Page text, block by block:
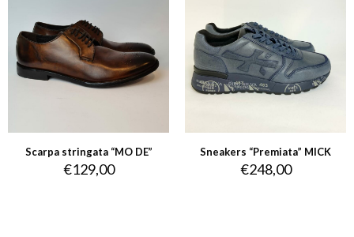
Scarpa stringata “MO DE”
€129,00
Sneakers “Premiata” MICK
€248,00